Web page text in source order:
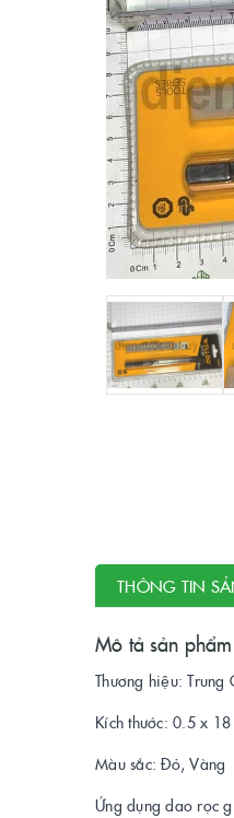
THÔNG TIN
Mô tả sản
Thương hiệu: Trung
Kích thước: 0.5 x
Màu sắc: Đỏ, Vàng
Ứng dụng dao rọc